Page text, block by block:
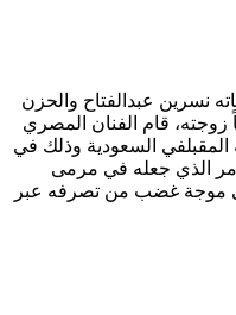
نسرين عبدالفتاح والحزن
قام الفنان المصري
السعودية وذلك في
الذي جعله في مرمى
موجة غضب من تصرفه عبر